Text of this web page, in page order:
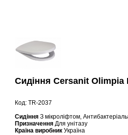
Сидіння Cersanit Olimpia
Код: TR-2037
Сидіння З мікроліфтом,
Призначення Для унітазу
Країна виробник Україна